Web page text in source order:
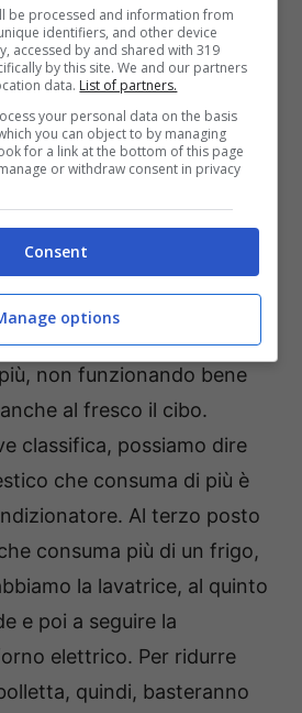
attenzione al fatto che il
energia elettrica sia quello
A questo non
di capire se i vostri
a basso consumo, e
funzionati. Un
consuma tantissima
non funzionando bene
al fresco il cibo.
classifica, possiamo dire
che consuma di più è
Al terzo posto
consuma più di un frigo,
la lavatrice, al quinto
e poi a seguire la
elettrico. Per ridurre
quindi, basteranno
be processed and information from
identifiers, and other device
accessed by and shared with 319
by this site. We and our partners
data. List of partners.
your personal data on the basis
you can object to by managing
for a link at the bottom of this page
or withdraw consent in privacy
Consent
options